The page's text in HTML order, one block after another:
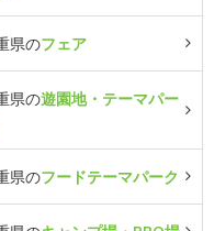
県のフェア
県の遊園地・テーマパー
県のフードテーマパーク